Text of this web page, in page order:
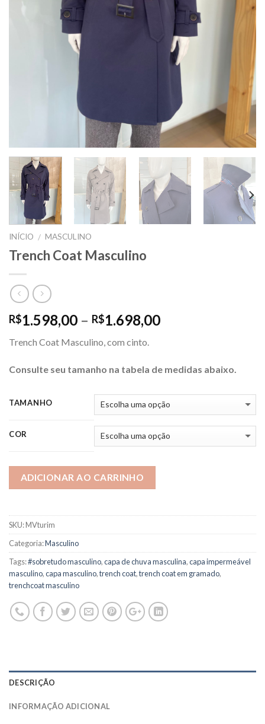
INÍCIO / MASCULINO
Trench Coat Masculino
R$1.598,00 – R$1.698,00Price
through
R$1.698,00
Trench Coat Masculino, com cinto.
Consulte seu tamanho na tabela de medidas abaixo.
TAMANHO
COR
ADICIONAR AO CARRINHO
SKU:MVturim
Categoria:Masculino
Tags:#sobretudo masculino,capa de chuva masculina,capa impermeável
masculino,capa masculino,trench coat,trench coat em gramado,
trenchcoat masculino
DESCRIÇÃO
INFORMAÇÃO ADICIONAL